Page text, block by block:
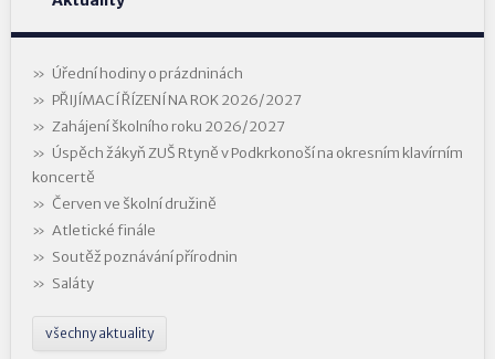
Úřední hodiny o prázdninách
PŘIJÍMACÍ ŘÍZENÍ NA ROK 2026/2027
Zahájení školního roku 2026/2027
Úspěch žákyň ZUŠ Rtyně v Podkrkonoší na okresním klavírním
koncertě
Červen ve školní družině
Atletické finále
Soutěž poznávání přírodnin
Saláty
všechny aktuality